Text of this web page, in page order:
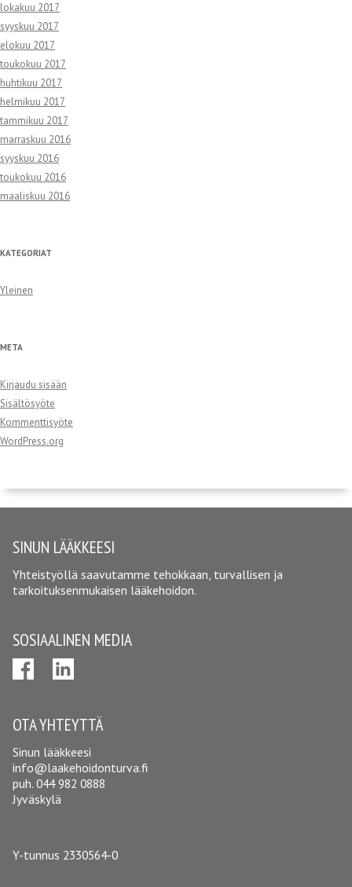
lokakuu 2017
syyskuu 2017
elokuu 2017
toukokuu 2017
huhtikuu 2017
helmikuu 2017
tammikuu 2017
marraskuu 2016
syyskuu 2016
toukokuu 2016
maaliskuu 2016
KATEGORIAT
Yleinen
META
Kirjaudu sisään
Sisältösyöte
Kommenttisyöte
WordPress.org
SINUN LÄÄKKEESI
Yhteistyöllä saavutamme tehokkaan, turvallisen ja
tarkoituksenmukaisen lääkehoidon.
SOSIAALINEN MEDIA
OTA YHTEYTTÄ
Sinun lääkkeesi
info@laakehoidonturva.fi
puh.044 982 0888
Jyväskylä
Y-tunnus 2330564-0